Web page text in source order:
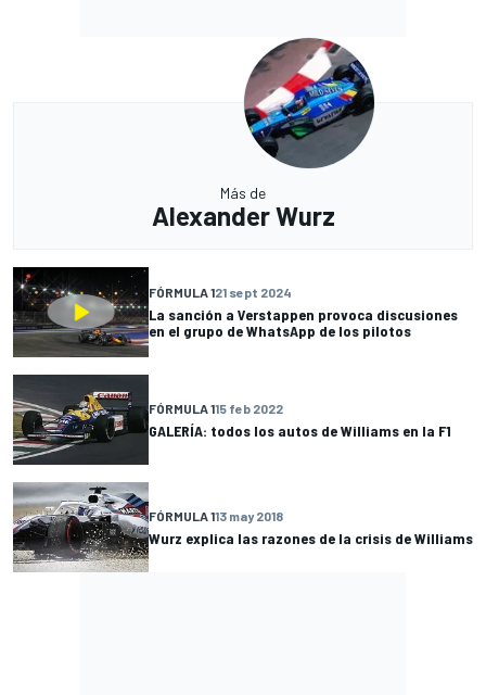
Más de
Alexander Wurz
FÓRMULA 121 sept 2024
La sanción a Verstappen provoca discusiones
en el grupo de WhatsApp de los pilotos
FÓRMULA 115 feb 2022
GALERÍA: todos los autos de Williams en la F1
FÓRMULA 113 may 2018
Wurz explica las razones de la crisis de Williams